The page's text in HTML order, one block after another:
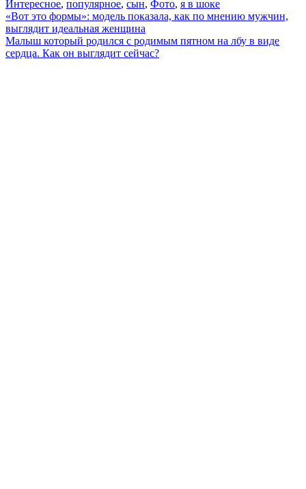
Интересное, популярное, сын, Фото, я в шоке
Навигация
по
записям
«Вот это формы»: модель показала, как по мнению мужчин,
выглядит идеальная женщина
Малыш который родился с родимым пятном на лбу в виде
сердца. Как он выглядит сейчас?